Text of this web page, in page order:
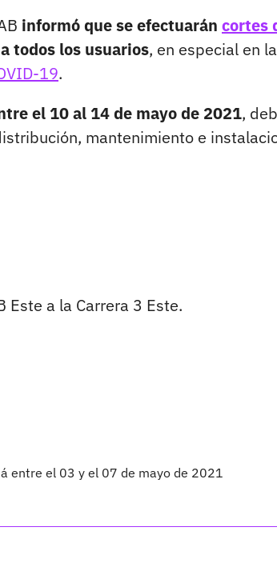
informó que se efectuarán cortes
todos los usuarios, en especial en la
19.
el 10 al 14 de mayo de 2021,
mantenimiento e
Este a la Carrera 3 Este.
entre el 03 y el 07 de mayo de 2021